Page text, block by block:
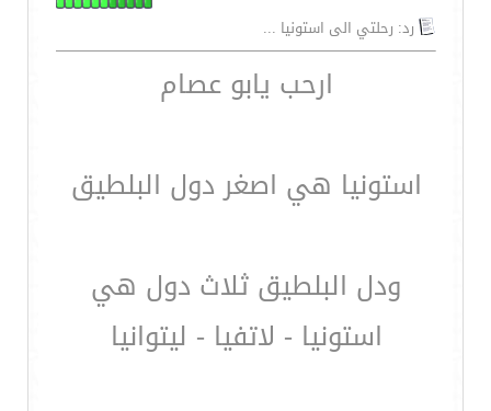
رد: رحلتي الى استونيا ...
ارحب يابو عصام
استونيا هي اصغر دول البلطيق
ودل البلطيق ثلاث دول هي
استونيا - لاتفيا - ليتوانيا